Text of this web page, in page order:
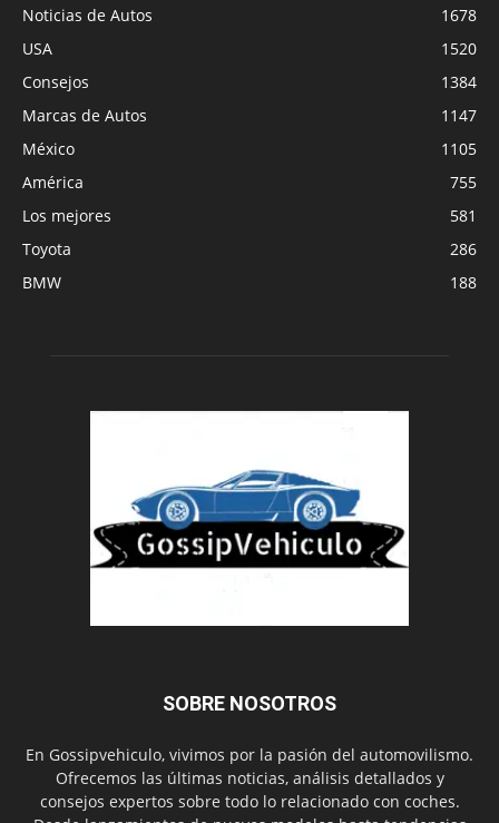
Noticias de Autos
1678
USA
1520
Consejos
1384
Marcas de Autos
1147
México
1105
América
755
Los mejores
581
Toyota
286
BMW
188
SOBRE NOSOTROS
En Gossipvehiculo, vivimos por la pasión del automovilismo.
Ofrecemos las últimas noticias, análisis detallados y
consejos expertos sobre todo lo relacionado con coches.